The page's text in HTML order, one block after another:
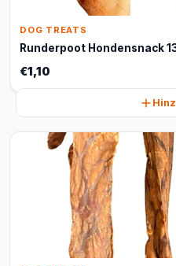
DOG TREATS
Runderpoot Hondensnack
€1,10